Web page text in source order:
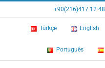
+90(216)417 12 48
Türkçe English
Português